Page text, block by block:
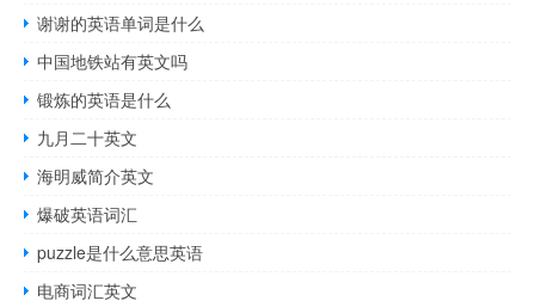
谢谢的英语单词是什么
中国地铁站有英文吗
锻炼的英语是什么
九月二十英文
海明威简介英文
爆破英语词汇
puzzle是什么意思英语
电商词汇英文